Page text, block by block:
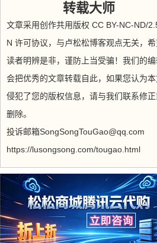
转载大师
文章采用创作共用版权 CC BY-NC-ND/
N 许可协议，与卢松松博客观点无关，
读者明辨是非，谨防上当受骗！我们的
会把优秀的文章转载自此，如果您认为
侵犯了您的版权信息，请与我们联系修
删除。
投诉邮箱SongSongTouGao@qq.com
https://lusongsong.com/tougao.html